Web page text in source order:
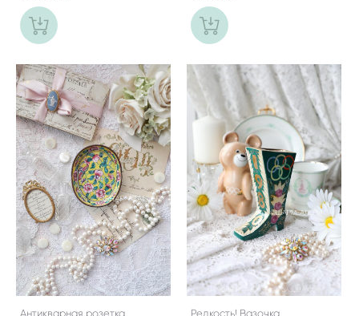
Антикварная розетка Редкость! Вазочка